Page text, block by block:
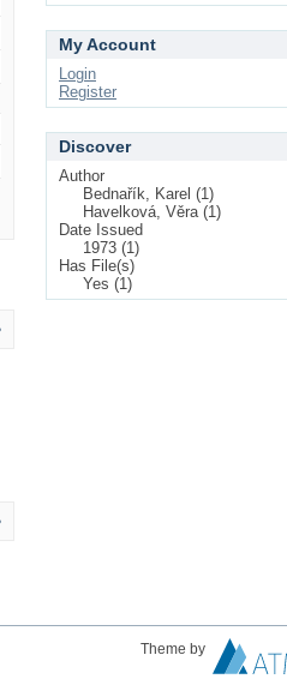
My Account
Login
Register
Discover
Author
Bednařík, Karel (1)
Havelková, Věra (1)
Date Issued
1973 (1)
Has File(s)
Yes (1)
Theme by